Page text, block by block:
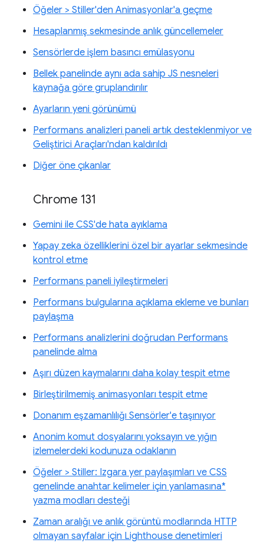
Öğeler > Stiller'den Animasyonlar'a geçme
Hesaplanmış sekmesinde anlık güncellemeler
Sensörlerde işlem basıncı emülasyonu
Bellek panelinde aynı ada sahip JS nesneleri
kaynağa göre gruplandırılır
Ayarların yeni görünümü
Performans analizleri paneli artık desteklenmiyor ve
Geliştirici Araçları'ndan kaldırıldı
Diğer öne çıkanlar
Chrome 131
Gemini ile CSS'de hata ayıklama
Yapay zeka özelliklerini özel bir ayarlar sekmesinde
kontrol etme
Performans paneli iyileştirmeleri
Performans bulgularına açıklama ekleme ve bunları
paylaşma
Performans analizlerini doğrudan Performans
panelinde alma
Aşırı düzen kaymalarını daha kolay tespit etme
Birleştirilmemiş animasyonları tespit etme
Donanım eşzamanlılığı Sensörler'e taşınıyor
Anonim komut dosyalarını yoksayın ve yığın
izlemelerdeki kodunuza odaklanın
Öğeler > Stiller: Izgara yer paylaşımları ve CSS
genelinde anahtar kelimeler için yanlamasına*
yazma modları desteği
Zaman aralığı ve anlık görüntü modlarında HTTP
olmayan sayfalar için Lighthouse denetimleri